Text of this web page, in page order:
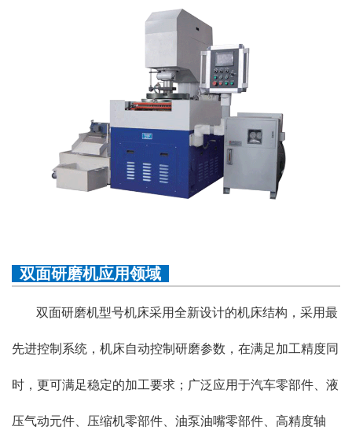
双面研磨机应用领域
双面研磨机型号机床采用全新设计的机床结构，采用最
先进控制系统，机床自动控制研磨参数，在满足加工精度同
时，更可满足稳定的加工要求；广泛应用于汽车零部件、液
压气动元件、压缩机零部件、油泵油嘴零部件、高精度轴